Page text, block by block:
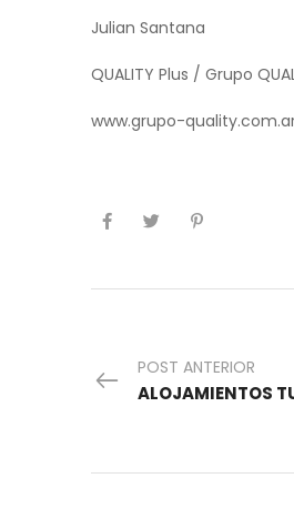
Julian Santana
QUALITY Plus / Grupo
www.grupo-
POST ANTERIOR
ALOJAMIENTOS